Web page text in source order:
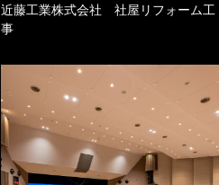
近藤工業株式会社 社屋リフォーム工
事